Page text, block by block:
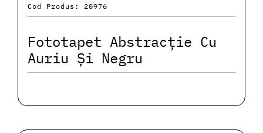
Cod Produs: 20976
Fototapet Abstracție Cu
Auriu Și Negru